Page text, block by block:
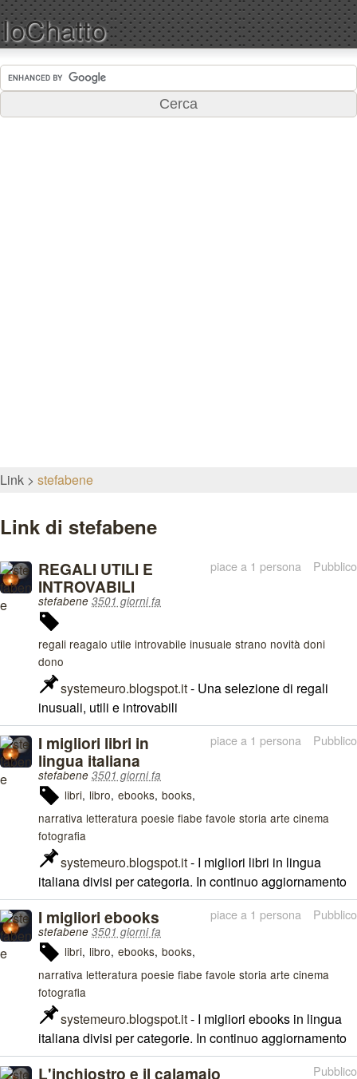
IoChatto
Link stefabene
Link di stefabene
Pubblico
piace a 1 persona
REGALI UTILI E
INTROVABILI
stefabene 3501 giorni fa
regali reagalo utile introvabile inusuale strano novità doni
dono
systemeuro.blogspot.it- Una selezione di regali
inusuali, utili e introvabili
Pubblico
piace a 1 persona
I migliori libri in
lingua italiana
stefabene 3501 giorni fa
libri libro ebooks books
narrativa letteratura poesie fiabe favole storia arte cinema
fotografia
systemeuro.blogspot.it- I migliori libri in lingua
italiana divisi per categoria. In continuo aggiornamento
Pubblico
piace a 1 persona
I migliori ebooks
stefabene 3501 giorni fa
libri libro ebooks books
narrativa letteratura poesie fiabe favole storia arte cinema
fotografia
systemeuro.blogspot.it- I migliori ebooks in lingua
italiana divisi per categorie. In continuo aggiornamento
Pubblico
L'inchiostro e il calamaio